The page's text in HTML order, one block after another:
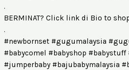
.
BERMINAT? Click link di Bio to
.
#newbornset #gugumalaysia
#babycomel #babyshop #babystuff
#jumperbaby #bajubabymalaysia